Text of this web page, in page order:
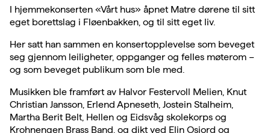
I hjemmekonserten «Vårt hus» åpnet Matre dørene til sitt
eget borettslag i Fløenbakken, og til sitt eget liv.
Her satt han sammen en konsertopplevelse som beveget
seg gjennom leiligheter, oppganger og felles møterom –
og som beveget publikum som ble med.
Musikken ble framført av Halvor Festervoll Melien, Knut
Christian Jansson, Erlend Apneseth, Jostein Stalheim,
Martha Berit Belt, Hellen og Eidsvåg skolekorps og
Krohnengen Brass Band, og dikt ved Elin Osjord og